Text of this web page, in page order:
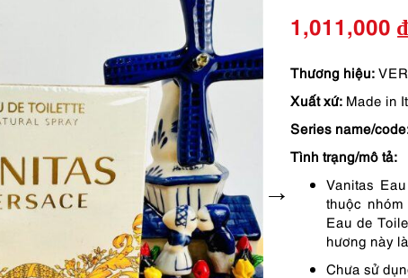
1,011,000 ₫
Thương hiệu:
Xuất xứ: Made in
Series name/
Tình trạng/mô tả:
Vanitas
thuộc
Eau de
hương này
Chưa sử